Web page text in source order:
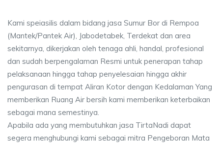
Kami speiasilis dalam bidang jasa Sumur Bor di Rempoa
(Mantek/Pantek Air), Jabodetabek, Terdekat dan area
sekitarnya, dikerjakan oleh tenaga ahli, handal, profesional
dan sudah berpengalaman Resmi untuk penerapan tahap
pelaksanaan hingga tahap penyelesaian hingga akhir
pengurasan di tempat Aliran Kotor dengan Kedalaman Yang
memberikan Ruang Air bersih kami memberikan keterbaikan
sebagai mana semestinya.
Apabila ada yang membutuhkan jasa TirtaNadi dapat
segera menghubungi kami sebagai mitra Pengeboran Mata